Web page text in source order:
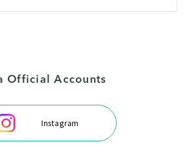
Official Accounts
Instagram